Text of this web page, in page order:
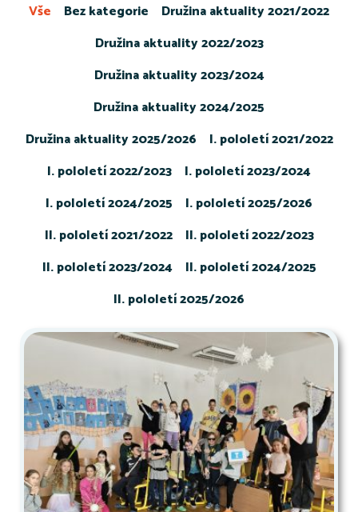
Bez kategorie
Družina aktuality 2021/2022
Družina aktuality 2022/2023
Družina aktuality 2023/2024
Družina aktuality 2024/2025
Družina aktuality 2025/2026
I. pololetí 2021/2022
I. pololetí 2022/2023
I. pololetí 2023/2024
I. pololetí 2024/2025
I. pololetí 2025/2026
II. pololetí 2021/2022
II. pololetí 2022/2023
II. pololetí 2023/2024
II. pololetí 2024/2025
II. pololetí 2025/2026
Vše